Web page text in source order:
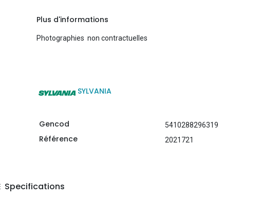
Plus d'informations
Photographies non contractuelles
SYLVANIA
Gencod 5410288296319
Référence 2021721
Specifications